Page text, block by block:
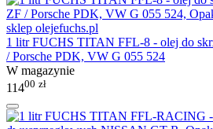
1 litr FUCHS TITAN FFL-8 - olej do
/ Porsche PDK, VW G 055 524
W magazynie
11400 zł